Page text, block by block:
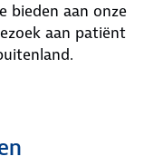
bieden aan onze
aan patiënt